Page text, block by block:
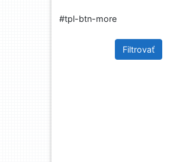
#tpl-btn-more
Filtrovať